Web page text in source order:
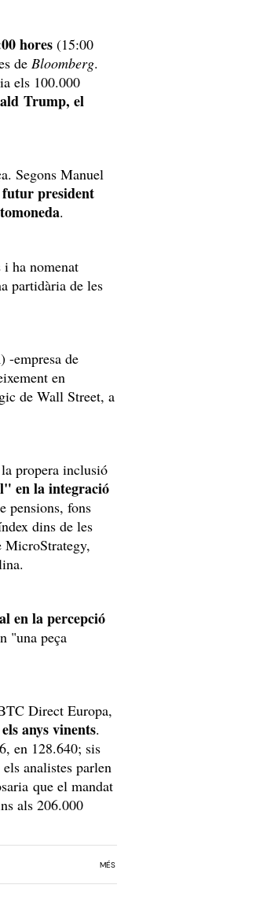
hores (15:00
de Bloomberg.
els 100.000
Trump, el
Segons Manuel
president
.
ha nomenat
partidària de les
-empresa de
en
de Wall Street, a
propera inclusió
en la integració
pensions, fons
dins de les
MicroStrategy,
en la percepció
"una peça
Direct Europa,
anys vinents.
en 128.640; sis
analistes parlen
que el mandat
als 206.000
MÉS